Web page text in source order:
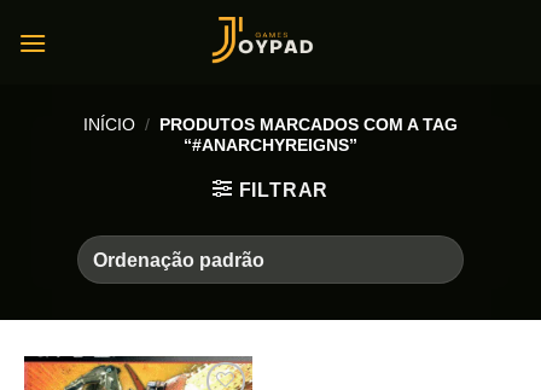
INÍCIO / PRODUTOS MARCADOS COM A TAG
“#ANARCHYREIGNS”
FILTRAR